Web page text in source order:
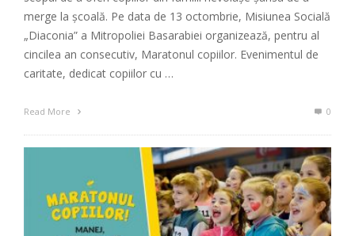
merge la şcoală. Pe data de 13 octombrie, Misiunea Socială
„Diaconia” a Mitropoliei Basarabiei organizează, pentru al
cincilea an consecutiv, Maratonul copiilor. Evenimentul de
caritate, dedicat copiilor cu …
Read More 0